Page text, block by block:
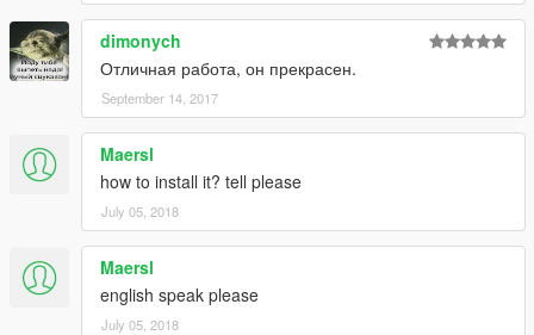
dimonych
Отличная работа, он прекрасен.
September 14, 2017
Maersl
how to install it? tell please
July 05, 2018
Maersl
english speak please
July 05, 2018